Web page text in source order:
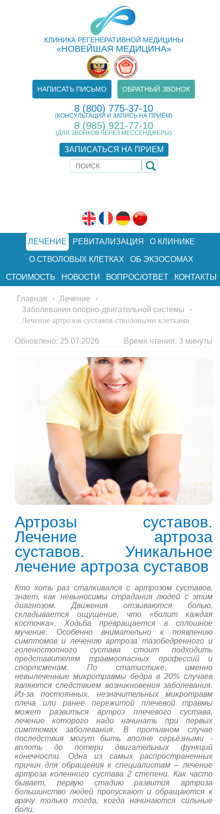
КЛИНИКА РЕГЕНЕРАТИВНОЙ МЕДИЦИНЫ
«НОВЕЙШАЯ МЕДИЦИНА»
НАПИСАТЬ ПИСЬМО ОБРАТНЫЙ ЗВОНОК
8 (800) 775-37-10
(КОНСУЛЬТАЦИИ И ЗАПИСЬ НА ПРИЁМ)
8 (985) 921-77-10
(ДЛЯ ЗВОНКОВ ЧЕРЕЗ МЕССЕНДЖЕРЫ)
ЗАПИСАТЬСЯ НА ПРИЕМ
ЛЕЧЕНИЕ РЕВИТАЛИЗАЦИЯ О КЛИНИКЕ
О СТВОЛОВЫХ КЛЕТКАХ ОБ ЭКЗОСОМАХ
СТОИМОСТЬ НОВОСТИ ВОПРОС/ОТВЕТ КОНТАКТЫ
Главная
Лечение
Заболевания опорно-двигательной системы
Лечение артрозов суставов стволовыми клетками
Обновлено: 25.07.2026 Время чтения: 3 минуты
Артрозы суставов.
Лечение артроза
суставов. Уникальное
лечение артроза суставов
Кто хоть раз сталкивался с артрозом суставов,
знает, как невыносимы страдания людей с этим
диагнозом. Движения отзываются болью,
складывается ощущение, что «болит каждая
косточка». Ходьба превращается в сплошное
мучение. Особенно внимательно к появлению
симптомов и лечению артроза тазобедренного и
голеностопного сустава стоит подходить
представителям травмоопасных профессий и
спортсменам. По статистике, именно
невылеченные микротравмы бедра в 20% случаев
являются следствием возникновения заболевания.
Из-за постоянных, незначительных микротравм
плеча или ранее пережитой плечевой травмы
может развиться артроз плечевого сустава,
лечение которого надо начинать при первых
симптомах заболевания. В противном случае
последствия могут быть вполне серьёзными -
вплоть до потери двигательных функций
конечности. Одна из самых распространенных
причин для обращения к специалистам – лечение
артроза коленного сустава 2 степени. Как часто
бывает, первую стадию развития артроза
большинство людей пропускают и обращаются к
врачу только тогда, когда начинаются сильные
боли.